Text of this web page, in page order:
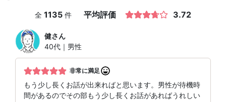
全 1135 件 平均評価 3.72
健さん
40代｜男性
非常に満足
もう少し長くお話が出来ればと思います。男性が待機時
間があるのでその部もう少し長くお話があればうれしい